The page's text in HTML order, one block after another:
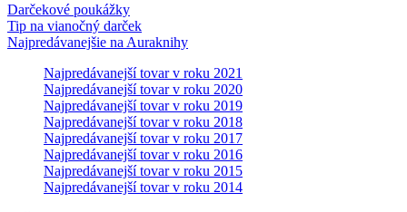
Darčekové poukážky
Tip na vianočný darček
Najpredávanejšie na Auraknihy
Najpredávanejší tovar v roku 2021
Najpredávanejší tovar v roku 2020
Najpredávanejší tovar v roku 2019
Najpredávanejší tovar v roku 2018
Najpredávanejší tovar v roku 2017
Najpredávanejší tovar v roku 2016
Najpredávanejší tovar v roku 2015
Najpredávanejší tovar v roku 2014